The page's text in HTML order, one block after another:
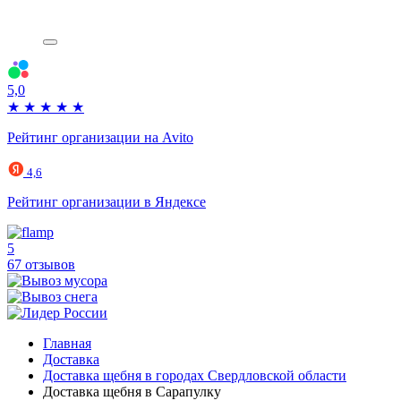
5,0
★ ★ ★ ★ ★
Рейтинг организации на Avito
4,6
Рейтинг организации в Яндексе
5
67 отзывов
Главная
Доставка
Доставка щебня в городах Свердловской области
Доставка щебня в Сарапулку